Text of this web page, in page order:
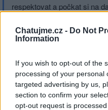
Chatujme.cz - Do Not
Information
If you wish to opt-out of the
processing of your personal
targeted advertising by us,
section to confirm your
opt-out request is
respektovat a počkat si na
Přihlásit se a odpovědět
Jessie |Předmět: RE:
prezident je žádný…